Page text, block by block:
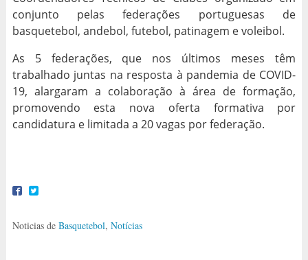
conjunto pelas federações portuguesas de
basquetebol, andebol, futebol, patinagem e voleibol.
As 5 federações, que nos últimos meses têm
trabalhado juntas na resposta à pandemia de COVID-
19, alargaram a colaboração à área de formação,
promovendo esta nova oferta formativa por
candidatura e limitada a 20 vagas por federação.
Noticias de Basquetebol, Notícias